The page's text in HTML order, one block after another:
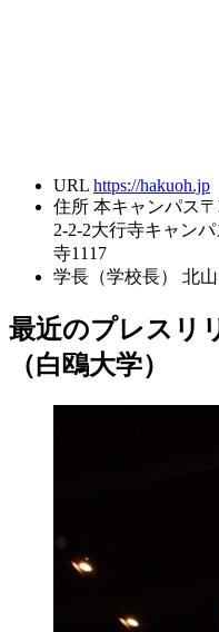
URL https://hakuoh.jp
住所 本キャンパス
2-2-2大行寺キャン
寺1117
学長（学校長）
北
最近のプレスリ
（白鴎大学）